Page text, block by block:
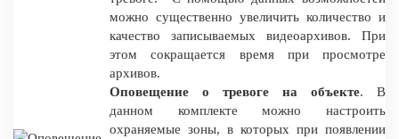
можно существенно увеличить количество и
качество записываемых видеоархивов. При
этом сокращается время при просмотре
архивов.
Оповещение о тревоге на объекте. В
данном комплекте можно настроить
охраняемые зоны, в которых при появлении